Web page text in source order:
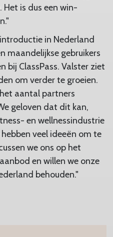
Het is dus een win-
in Nederland
maandelijkse gebruikers
bij ClassPass. Valster ziet
om verder te groeien.
aantal partners
geloven dat dit kan,
en wellnessindustrie
veel ideeën om te
we ons op het
en willen we onze
behouden."